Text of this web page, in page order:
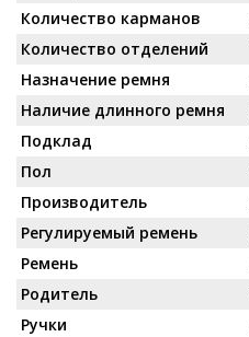
Количество карманов
Количество отделений
Назначение ремня
Наличие длинного ремня
Подклад
Пол
Производитель
Регулируемый ремень
Ремень
Родитель
Ручки